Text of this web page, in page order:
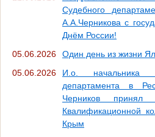
Судебного
А.А.Черникова с
Днём России!
05.06.2026
Один день из жизни
05.06.2026
И.о. начальника
департамента в
Черников принял
Квалификационной
Крым